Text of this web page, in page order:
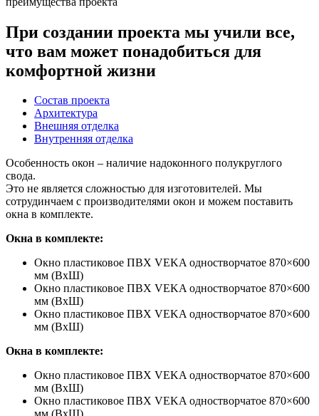
При создании проекта мы учили все,
что вам может понадобиться для
комфортной жизни
Состав проекта
Архитектура
Внешняя отделка
Внутренняя отделка
Особенность окон – наличие надоконного полукруглого
свода.
Это не является сложностью для изготовителей. Мы
сотрудинчаем с производителями окон и можем поставить
окна в комплекте.
Окна в комплекте:
Окно пластиковое ПВХ VEKA одностворчатое 870×600
мм (ВxШ)
Окно пластиковое ПВХ VEKA одностворчатое 870×600
мм (ВxШ)
Окно пластиковое ПВХ VEKA одностворчатое 870×600
мм (ВxШ)
Окна в комплекте:
Окно пластиковое ПВХ VEKA одностворчатое 870×600
мм (ВxШ)
Окно пластиковое ПВХ VEKA одностворчатое 870×600